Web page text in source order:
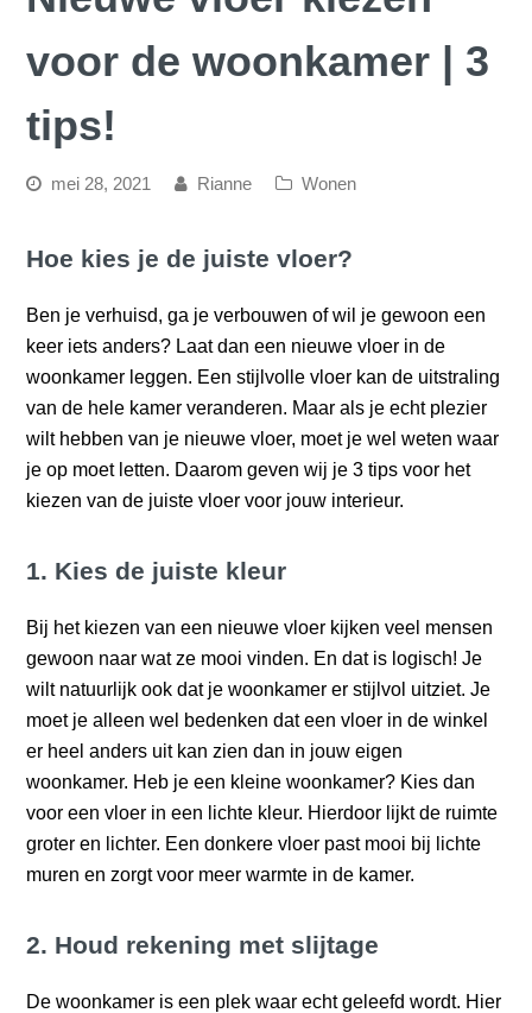
voor de woonkamer | 3
tips!
mei 28, 2021 Rianne Wonen
Hoe kies je de juiste vloer?
Ben je verhuisd, ga je verbouwen of wil je gewoon een
keer iets anders? Laat dan een nieuwe vloer in de
woonkamer leggen. Een stijlvolle vloer kan de uitstraling
van de hele kamer veranderen. Maar als je echt plezier
wilt hebben van je nieuwe vloer, moet je wel weten waar
je op moet letten. Daarom geven wij je 3 tips voor het
kiezen van de juiste vloer voor jouw interieur.
1. Kies de juiste kleur
Bij het kiezen van een nieuwe vloer kijken veel mensen
gewoon naar wat ze mooi vinden. En dat is logisch! Je
wilt natuurlijk ook dat je woonkamer er stijlvol uitziet. Je
moet je alleen wel bedenken dat een vloer in de winkel
er heel anders uit kan zien dan in jouw eigen
woonkamer. Heb je een kleine woonkamer? Kies dan
voor een vloer in een lichte kleur. Hierdoor lijkt de ruimte
groter en lichter. Een donkere vloer past mooi bij lichte
muren en zorgt voor meer warmte in de kamer.
2. Houd rekening met slijtage
De woonkamer is een plek waar echt geleefd wordt. Hier